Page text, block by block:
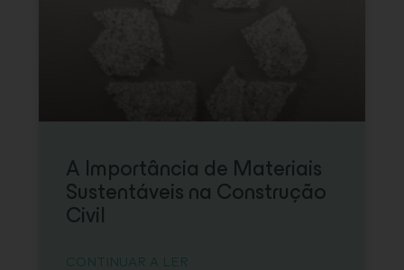
A Importância de Materiais
Sustentáveis na Construção
Civil
CONTINUAR A LER